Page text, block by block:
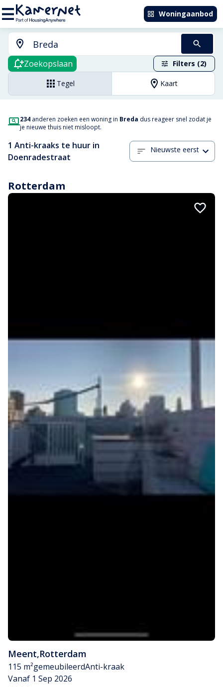
Woningaanbod
Zoekopslaan Filters (2)
Tegel Kaart
234 anderen zoeken een woning in Breda dus reageer snel zodat je
je nieuwe thuis niet misloopt.
1 Anti-kraaks te huur in
Doenradestraat
Nieuwste eerst
Rotterdam
Meent,Rotterdam
115 m²gemeubileerdAnti-kraak
Vanaf 1 Sep 2026